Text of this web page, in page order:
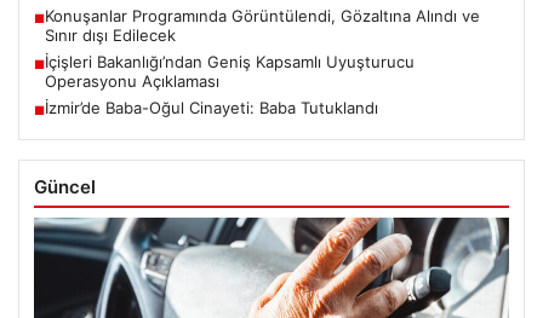
■Konuşanlar Programında Görüntülendi, Gözaltına Alındı ve
Sınır dışı Edilecek
■İçişleri Bakanlığı’ndan Geniş Kapsamlı Uyuşturucu
Operasyonu Açıklaması
■İzmir’de Baba-Oğul Cinayeti: Baba Tutuklandı
Güncel